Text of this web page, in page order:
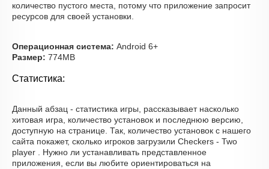
количество пустого места, потому что приложение запросит
ресурсов для своей установки.
Операционная система: Android 6+
Размер: 774MB
Статистика:
Данный абзац - статистика игры, рассказывает насколько
хитовая игра, количество установок и последнюю версию,
доступную на странице. Так, количество установок с нашего
сайта покажет, сколько игроков загрузили Checkers - Two
player . Нужно ли устанавливать представленное
приложения, если вы любите ориентироваться на